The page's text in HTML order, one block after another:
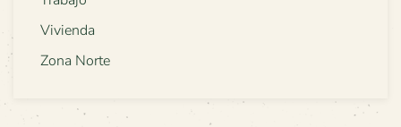
Vivienda
Zona Norte